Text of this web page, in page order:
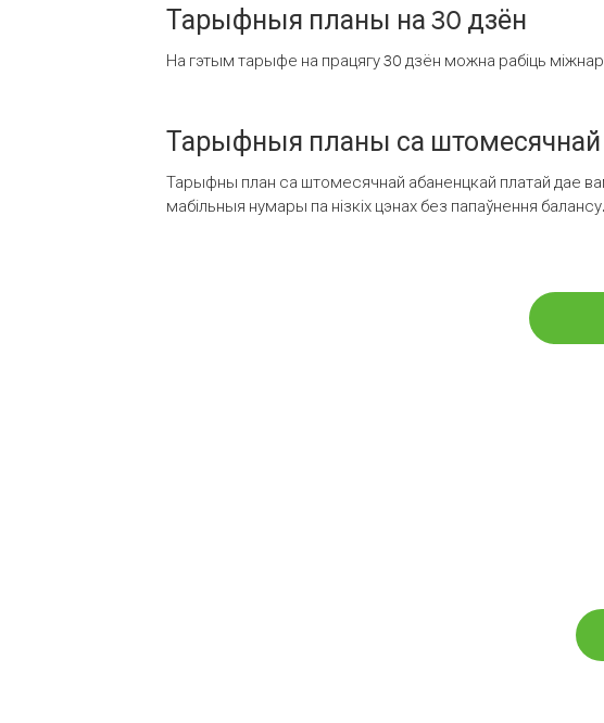
Тарыфныя планы на 30 дзён
На гэтым тарыфе на працягу 30 дзён можна рабіць
Тарыфныя планы са штомесячнай
Тарыфны план са штомесячнай абаненцкай платай дае
мабільныя нумары па нізкіх цэнах без папаўнення